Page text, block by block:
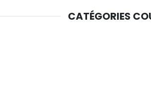
CATÉGORIES